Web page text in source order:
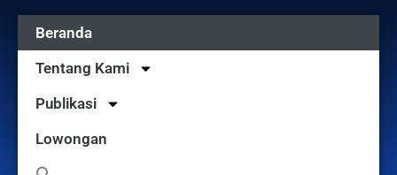
Beranda
Tentang Kami
Publikasi
Lowongan